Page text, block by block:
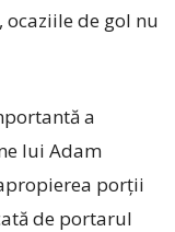
ocaziile de gol nu
a
lui Adam
porții
de portarul